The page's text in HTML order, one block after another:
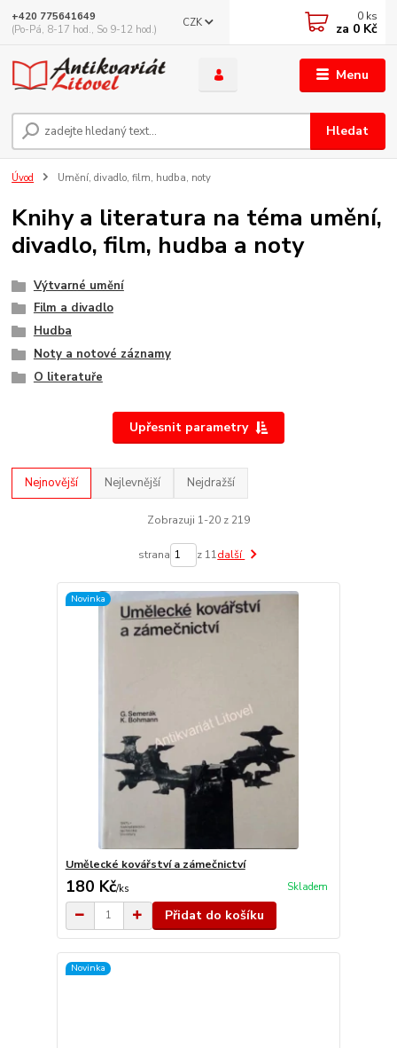
Menu
CZK
Hledat
+420 775641649
(Po-Pá, 8-17 hod., So 9-12 hod.)
0 ks
za 0 Kč
Úvod Umění, divadlo, film, hudba, noty
Knihy a literatura na téma umění,
divadlo, film, hudba a noty
Výtvarné umění
Film a divadlo
Hudba
Noty a notové záznamy
O literatuře
Upřesnit parametry
Nejnovější Nejlevnější Nejdražší
Zobrazuji 1-20 z 219
strana z 11další
Novinka
Umělecké kovářství a zámečnictví
180 Kč/ks Skladem
Přidat do košíku
Novinka